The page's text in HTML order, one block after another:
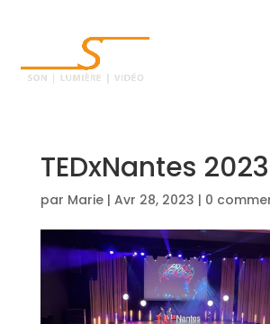
TEDxNantes 2023
par Marie| Avr 28, 2023 | 0